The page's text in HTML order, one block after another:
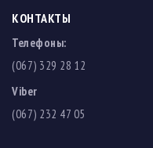
КОНТАКТЫ
Телефоны:
(067) 329 28 12
Viber
(067) 232 47 05